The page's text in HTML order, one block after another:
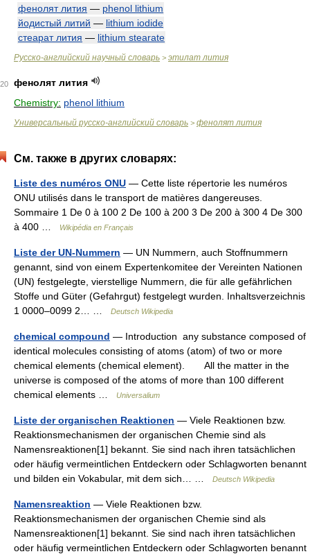
фенолят лития — phenol lithium
йодистый литий — lithium iodide
стеарат лития — lithium stearate
Русско-английский научный словарь > этилат лития
20
фенолят лития
Chemistry: phenol lithium
Универсальный русско-английский словарь > фенолят лития
См. также в других словарях:
Liste des numéros ONU — Cette liste répertorie les numéros
ONU utilisés dans le transport de matières dangereuses.
Sommaire 1 De 0 à 100 2 De 100 à 200 3 De 200 à 300 4 De 300
à 400 …
Wikipédia en Français
Liste der UN-Nummern — UN Nummern, auch Stoffnummern
genannt, sind von einem Expertenkomitee der Vereinten Nationen
(UN) festgelegte, vierstellige Nummern, die für alle gefährlichen
Stoffe und Güter (Gefahrgut) festgelegt wurden. Inhaltsverzeichnis
1 0000–0099 2… …
Deutsch Wikipedia
chemical compound — Introduction any substance composed of
identical molecules consisting of atoms (atom) of two or more
chemical elements (chemical element). All the matter in the
universe is composed of the atoms of more than 100 different
chemical elements …
Universalium
Liste der organischen Reaktionen — Viele Reaktionen bzw.
Reaktionsmechanismen der organischen Chemie sind als
Namensreaktionen[1] bekannt. Sie sind nach ihren tatsächlichen
oder häufig vermeintlichen Entdeckern oder Schlagworten benannt
und bilden ein Vokabular, mit dem sich… …
Deutsch Wikipedia
Namensreaktion — Viele Reaktionen bzw.
Reaktionsmechanismen der organischen Chemie sind als
Namensreaktionen[1] bekannt. Sie sind nach ihren tatsächlichen
oder häufig vermeintlichen Entdeckern oder Schlagworten benannt